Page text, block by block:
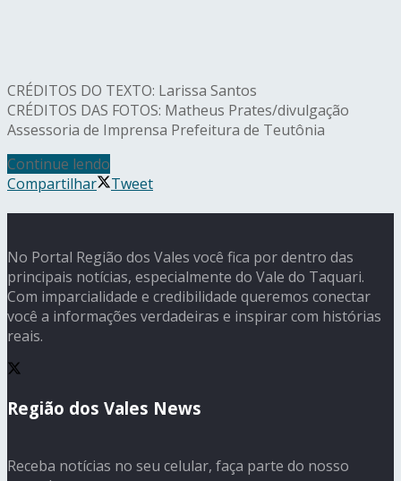
CRÉDITOS DO TEXTO: Larissa Santos
CRÉDITOS DAS FOTOS: Matheus Prates/divulgação
Assessoria de Imprensa Prefeitura de Teutônia
Continue lendo
Compartilhar
Tweet
No Portal Região dos Vales você fica por dentro das
principais notícias, especialmente do Vale do Taquari.
Com imparcialidade e credibilidade queremos conectar
você a informações verdadeiras e inspirar com histórias
reais.
Região dos Vales News
Receba notícias no seu celular, faça parte do nosso